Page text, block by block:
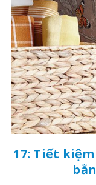
17: Tiết